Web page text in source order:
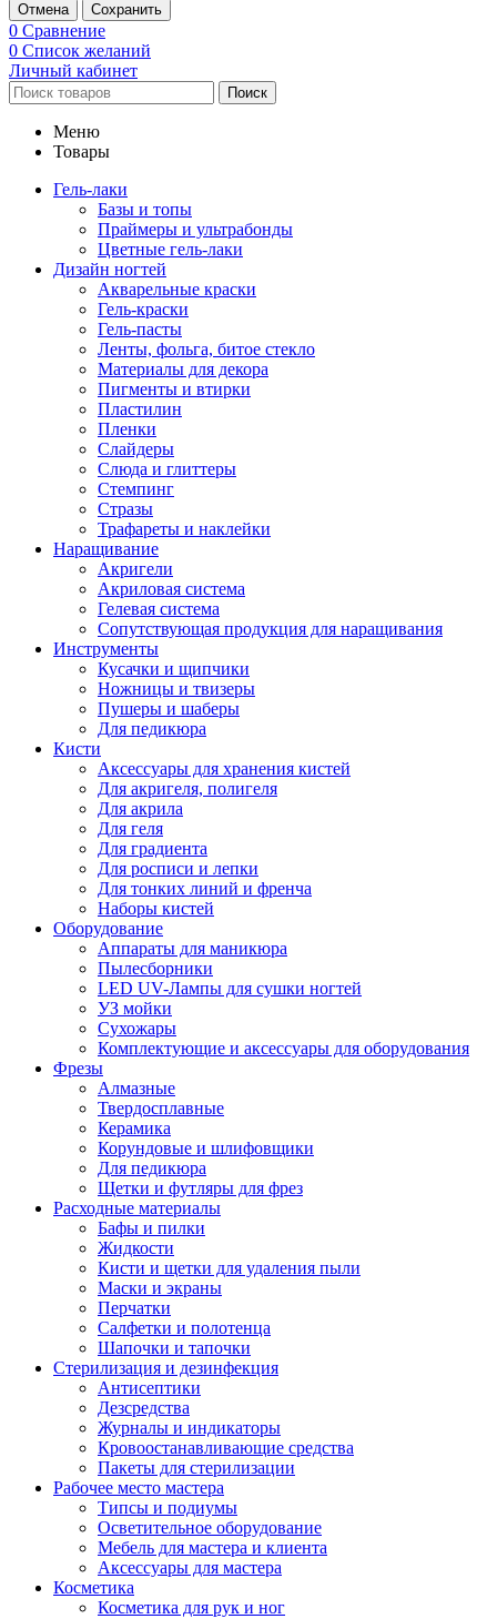
Отмена Сохранить
0 Сравнение
0 Список желаний
Личный кабинет
Поиск
Меню
Товары
Гель-лаки
Базы и топы
Праймеры и ультрабонды
Цветные гель-лаки
Дизайн ногтей
Акварельные краски
Гель-краски
Гель-пасты
Ленты, фольга, битое стекло
Материалы для декора
Пигменты и втирки
Пластилин
Пленки
Слайдеры
Слюда и глиттеры
Стемпинг
Стразы
Трафареты и наклейки
Наращивание
Акригели
Акриловая система
Гелевая система
Сопутствующая продукция для наращивания
Инструменты
Кусачки и щипчики
Ножницы и твизеры
Пушеры и шаберы
Для педикюра
Кисти
Аксессуары для хранения кистей
Для акригеля, полигеля
Для акрила
Для геля
Для градиента
Для росписи и лепки
Для тонких линий и френча
Наборы кистей
Оборудование
Аппараты для маникюра
Пылесборники
LED UV-Лампы для сушки ногтей
УЗ мойки
Сухожары
Комплектующие и аксессуары для оборудования
Фрезы
Алмазные
Твердосплавные
Керамика
Корундовые и шлифовщики
Для педикюра
Щетки и футляры для фрез
Расходные материалы
Бафы и пилки
Жидкости
Кисти и щетки для удаления пыли
Маски и экраны
Перчатки
Салфетки и полотенца
Шапочки и тапочки
Стерилизация и дезинфекция
Антисептики
Дезсредства
Журналы и индикаторы
Кровоостанавливающие средства
Пакеты для стерилизации
Рабочее место мастера
Типсы и подиумы
Осветительное оборудование
Мебель для мастера и клиента
Аксессуары для мастера
Косметика
Косметика для рук и ног